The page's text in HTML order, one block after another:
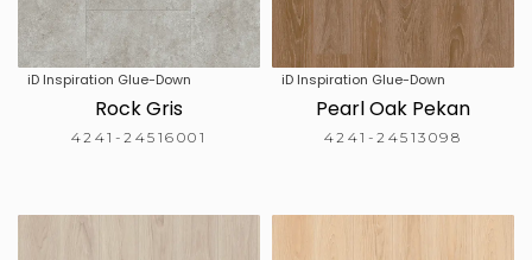
iD Inspiration Glue-Down
Rock Gris
4241-24516001
iD Inspiration Glue-Down
Pearl Oak Pekan
4241-24513098